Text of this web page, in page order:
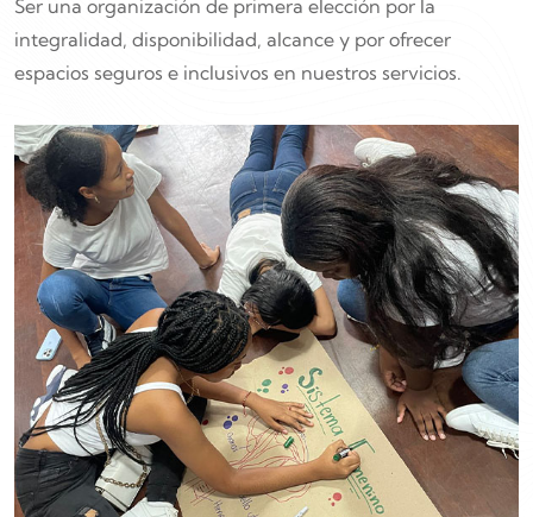
Ser una organización de primera elección por la
integralidad, disponibilidad, alcance y por ofrecer
espacios seguros e inclusivos en nuestros servicios.